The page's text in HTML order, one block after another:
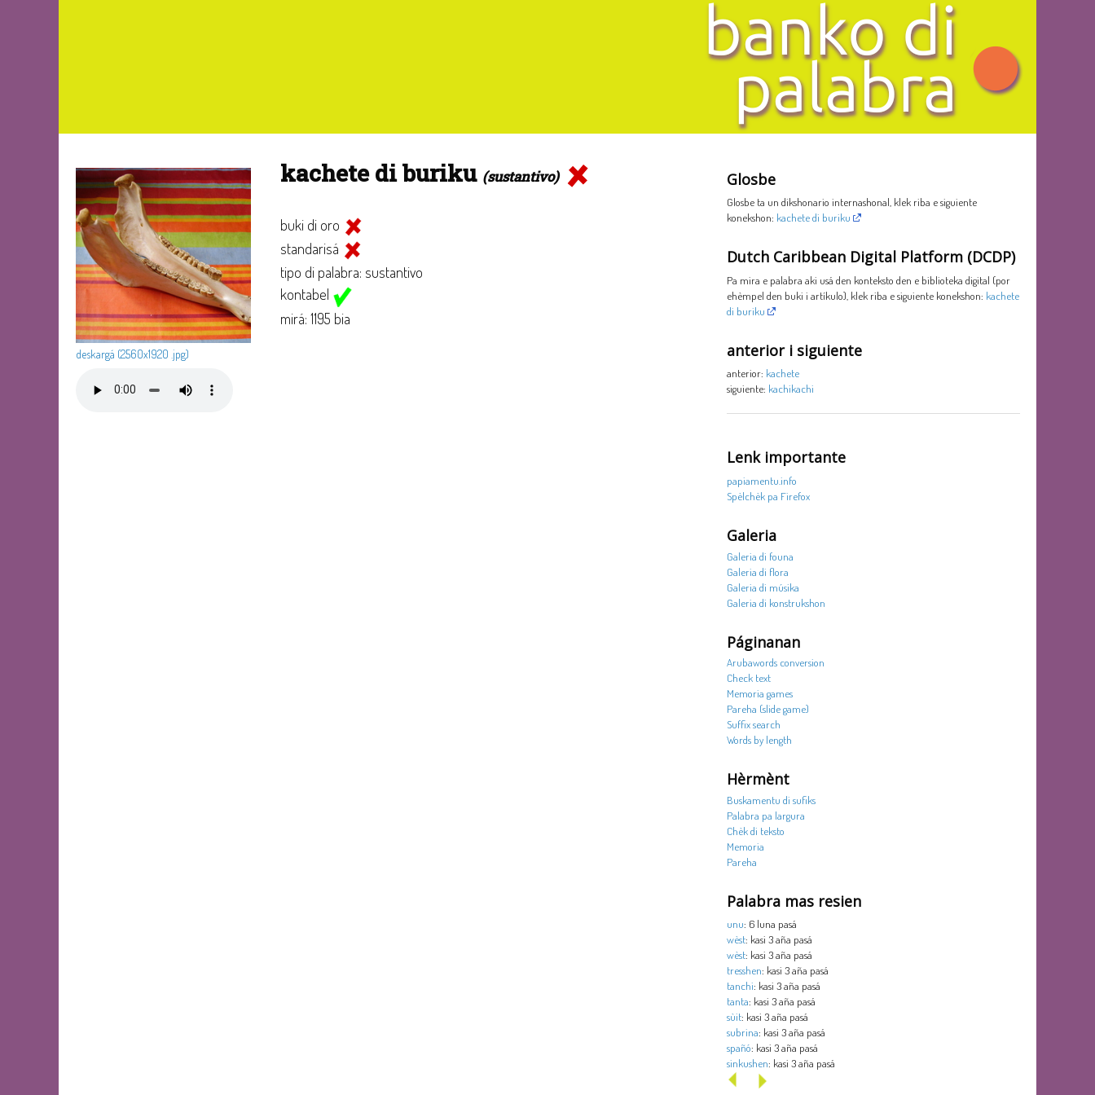
deskargá (2560x1920 .jpg)
kachete di buriku (sustantivo)
buki di oro
standarisá
tipo di palabra: sustantivo
kontabel
mirá: 1195 bia
Glosbe
Glosbe ta un dikshonario internashonal, klek riba e siguiente
konekshon: kachete di buriku
Dutch Caribbean Digital Platform (DCDP)
Pa mira e palabra aki usá den konteksto den e biblioteka digital (por
ehèmpel den buki i artíkulo), klek riba e siguiente konekshon: kachete
di buriku
anterior i siguiente
anterior: kachete
siguiente: kachikachi
Lenk importante
papiamentu.info
Spèlchèk pa Firefox
Galeria
Galeria di founa
Galeria di flora
Galeria di músika
Galeria di konstrukshon
Páginanan
Arubawords conversion
Check text
Memoria games
Pareha (slide game)
Suffix search
Words by length
Hèrmènt
Buskamentu di sufiks
Palabra pa largura
Chèk di teksto
Memoria
Pareha
Palabra mas resien
unu: 6 luna pasá
wèst: kasi 3 aña pasá
wèst: kasi 3 aña pasá
tresshen: kasi 3 aña pasá
tanchi: kasi 3 aña pasá
tanta: kasi 3 aña pasá
sùit: kasi 3 aña pasá
subrina: kasi 3 aña pasá
spañó: kasi 3 aña pasá
sinkushen: kasi 3 aña pasá